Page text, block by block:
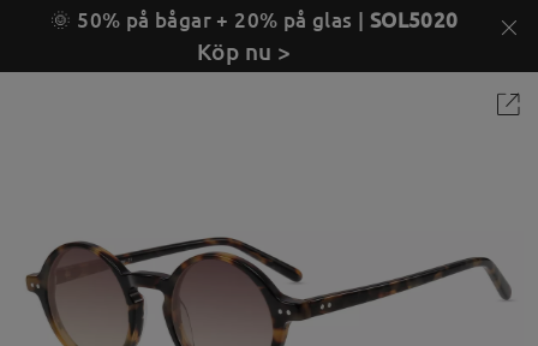
🌞 50% på bågar + 20% på glas | SOL5020
Köp nu >